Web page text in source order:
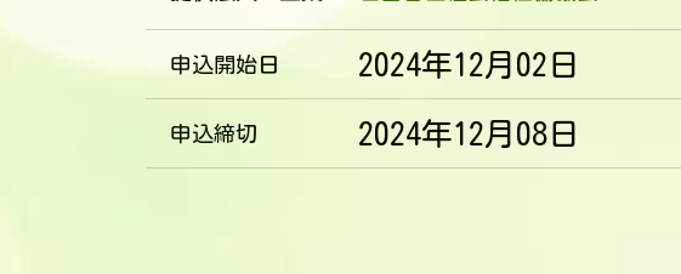
申込開始日 2024年12月02日
申込締切 2024年12月08日